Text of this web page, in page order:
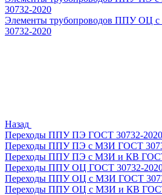
30732-2020
Элементы трубопроводов ППУ ОЦ
30732-2020
Назад
Переходы ППУ ПЭ ГОСТ 30732-2020
Переходы ППУ ПЭ с МЗИ ГОСТ
Переходы ППУ ПЭ с МЗИ и КВ
Переходы ППУ ОЦ ГОСТ 30732-
Переходы ППУ ОЦ с МЗИ ГОСТ
Переходы ППУ ОЦ с МЗИ и КВ